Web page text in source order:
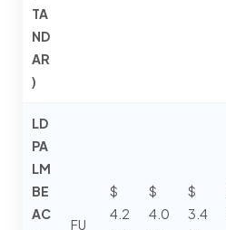
TA
ND
AR
)
LD
PA
LM
BE
AC
FU
$
4.2
$
4.0
$
3.4